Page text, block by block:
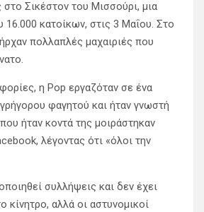
στο Σικέστον του Μισσούρι, μια
16.000 κατοίκων, στις 3 Μαΐου. Στο
πολλαπλές μαχαιριές που
η Pop εργαζόταν σε ένα
φαγητού και ήταν γνωστή
ήταν κοντά της μοιράστηκαν
λέγοντας ότι «όλοι την
συλλήψεις και δεν έχει
κίνητρο, αλλά οι αστυνομικοί